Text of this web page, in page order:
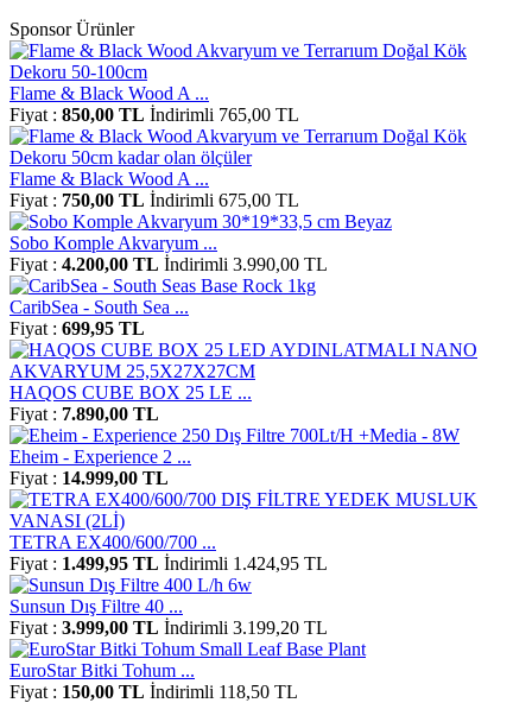
Sponsor Ürünler
Flame & Black Wood A ...
Fiyat : 850,00 TL İndirimli 765,00 TL
Flame & Black Wood A ...
Fiyat : 750,00 TL İndirimli 675,00 TL
Sobo Komple Akvaryum ...
Fiyat : 4.200,00 TL İndirimli 3.990,00 TL
CaribSea - South Sea ...
Fiyat : 699,95 TL
HAQOS CUBE BOX 25 LE ...
Fiyat : 7.890,00 TL
Eheim - Experience 2 ...
Fiyat : 14.999,00 TL
TETRA EX400/600/700 ...
Fiyat : 1.499,95 TL İndirimli 1.424,95 TL
Sunsun Dış Filtre 40 ...
Fiyat : 3.999,00 TL İndirimli 3.199,20 TL
EuroStar Bitki Tohum ...
Fiyat : 150,00 TL İndirimli 118,50 TL